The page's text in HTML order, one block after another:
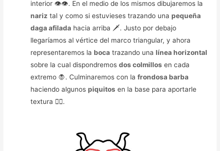
interior 👁️👁️. En el medio de los mismos dibujaremos la
nariz tal y como si estuvieses trazando unapequeña
daga afilada hacia arriba 🗡️. Justo por debajo
llegaríamos al vértice del marco triangular, y ahora
representaremos la boca trazando unalínea horizontal
sobre la cual dispondremosdos colmillos en cada
extremo 🧛. Culminaremos con lafrondosa barba
haciendo algunospiquitos en la base para aportarle
textura 🧔‍♂️.